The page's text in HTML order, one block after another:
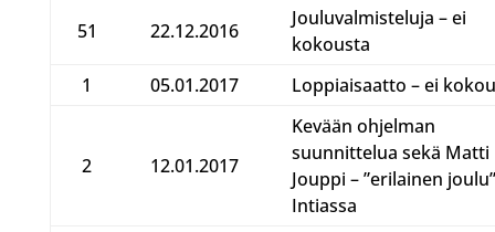
51 22.12.2016
Jouluvalmisteluja – ei
kokousta
1
05.01.2017 Loppiaisaatto – ei
2 12.01.2017
Kevään ohjelman
suunnittelua sekä Matti
Jouppi – ”erilainen joulu”
Intiassa